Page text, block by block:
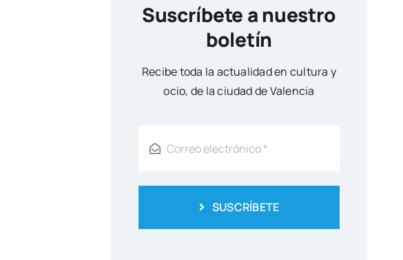
Suscríbete a nuestro
boletín
Reci­be toda la actua­li­dad en cul­tu­ra y
ocio, de la ciu­dad de Valen­cia
SUSCRÍBETE